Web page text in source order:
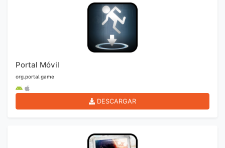
Portal Móvil
org.portal.game
DESCARGAR